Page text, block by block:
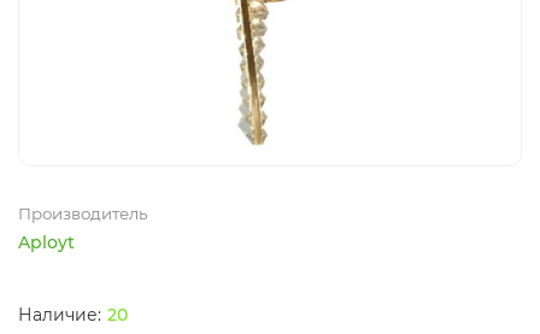
Производитель
Aployt
20